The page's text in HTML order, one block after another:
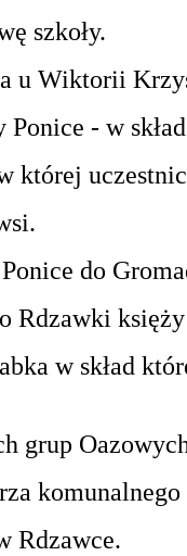
szkoły.
u Wiktorii
- w
której
do
Rdzawki
w skład
grup
Rdzawce.